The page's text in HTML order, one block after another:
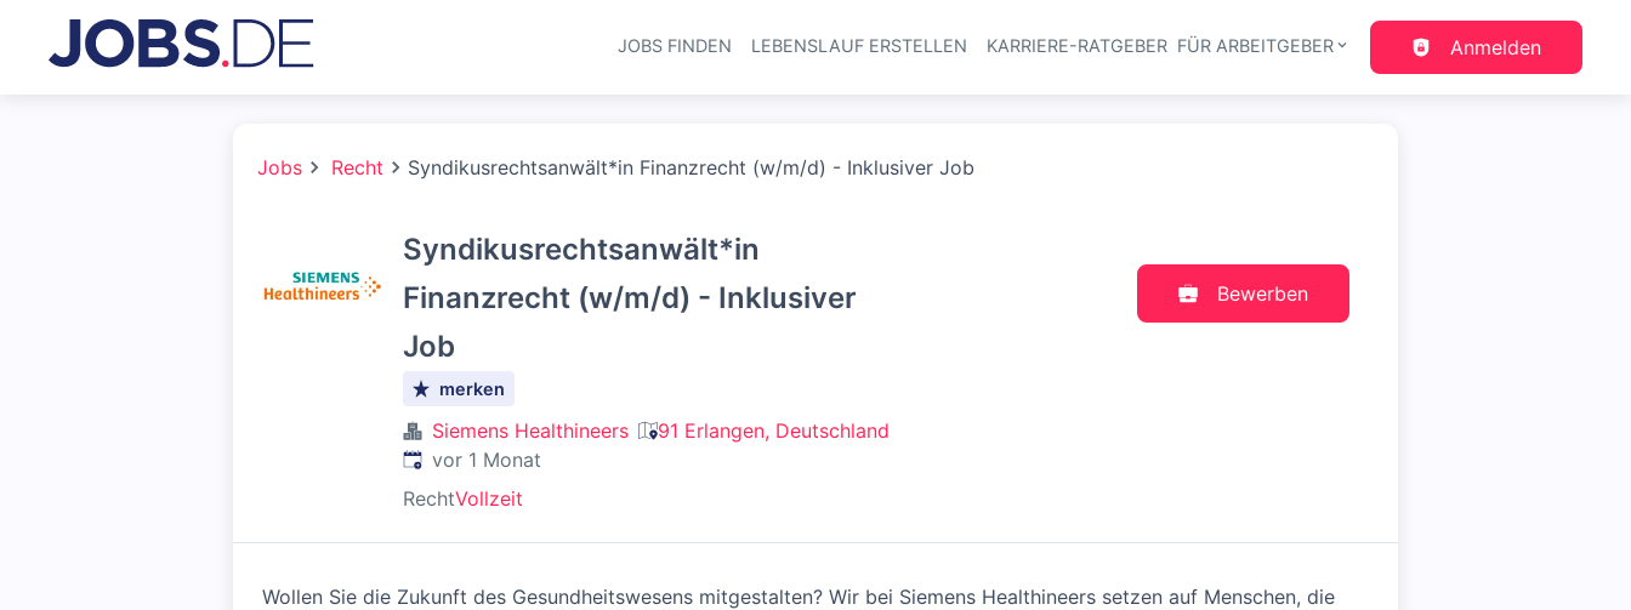
Haupt-Navigation
JOBS FINDEN LEBENSLAUF ERSTELLEN KARRIERE-RATGEBER FÜR ARBEITGEBER Anmelden
Jobs Recht Syndikusrechtsanwält*in Finanzrecht (w/m/d) - Inklusiver Job
Syndikusrechtsanwält*in
Finanzrecht (w/m/d) - Inklusiver
Job
merken
Siemens Healthineers
91 Erlangen, Deutschland
Veröffentlicht:
vor 1 Monat
RechtVollzeit
Bewerben
Wollen Sie die Zukunft des Gesundheitswesens mitgestalten? Wir bei Siemens Healthineers setzen auf Menschen, die